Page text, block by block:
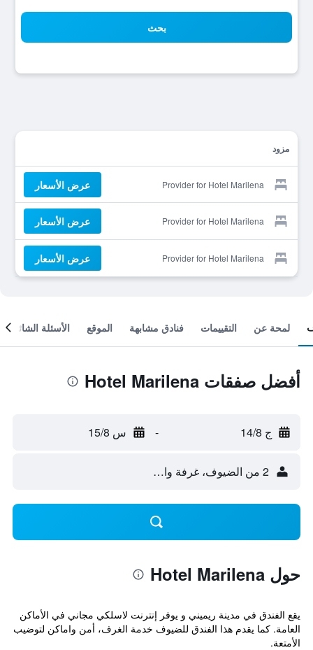
بحث
مزود
Provider for Hotel Marilena عرض الأسعار
Provider for Hotel Marilena عرض الأسعار
Provider for Hotel Marilena عرض الأسعار
لمحة عن التقييمات فنادق مشابهة الموقع الأسئلة الشائعة
أفضل صفقات Hotel Marilena
ج 14/8 - س 15/8
2 من الضيوف، غرفة واحدة
حول Hotel Marilena
يقع الفندق في مدينة ريميني و يوفر إنترنت لاسلكي مجاني في الأماكن
العامة. كما يقدم هذا الفندق للضيوف خدمة الغرف، أمن واماكن لتوضيب
الأمتعة.